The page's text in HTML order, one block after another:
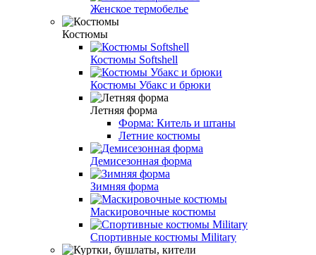
Женское термобелье
Костюмы
Костюмы Softshell
Костюмы Убакс и брюки
Летняя форма
Форма: Китель и штаны
Летние костюмы
Демисезонная форма
Зимняя форма
Маскировочные костюмы
Спортивные костюмы Military